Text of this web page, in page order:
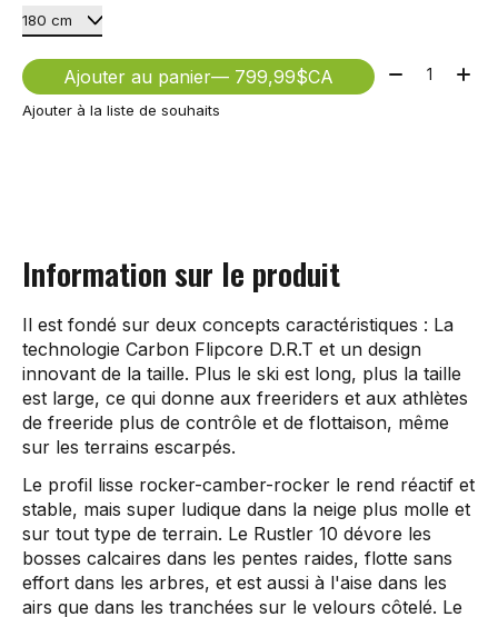
Ajouter au panier — 799,99$CA Quantité:
Ajouter à la liste de souhaits
Information sur le produit
Il est fondé sur deux concepts caractéristiques : La
technologie Carbon Flipcore D.R.T et un design
innovant de la taille. Plus le ski est long, plus la taille
est large, ce qui donne aux freeriders et aux athlètes
de freeride plus de contrôle et de flottaison, même
sur les terrains escarpés.
Le profil lisse rocker-camber-rocker le rend réactif et
stable, mais super ludique dans la neige plus molle et
sur tout type de terrain. Le Rustler 10 dévore les
bosses calcaires dans les pentes raides, flotte sans
effort dans les arbres, et est aussi à l'aise dans les
airs que dans les tranchées sur le velours côtelé. Le